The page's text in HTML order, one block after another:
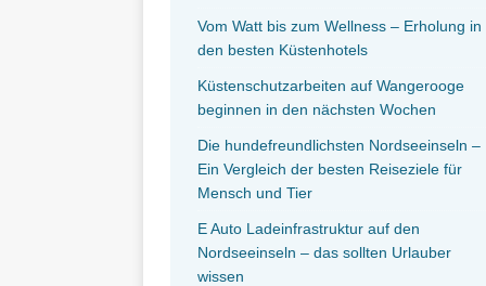
Vom Watt bis zum Wellness – Erholung in
den besten Küstenhotels
Küstenschutzarbeiten auf Wangerooge
beginnen in den nächsten Wochen
Die hundefreundlichsten Nordseeinseln –
Ein Vergleich der besten Reiseziele für
Mensch und Tier
E Auto Ladeinfrastruktur auf den
Nordseeinseln – das sollten Urlauber
wissen